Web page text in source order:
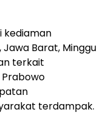
kediaman
Barat, Minggu
terkait
terdampak.